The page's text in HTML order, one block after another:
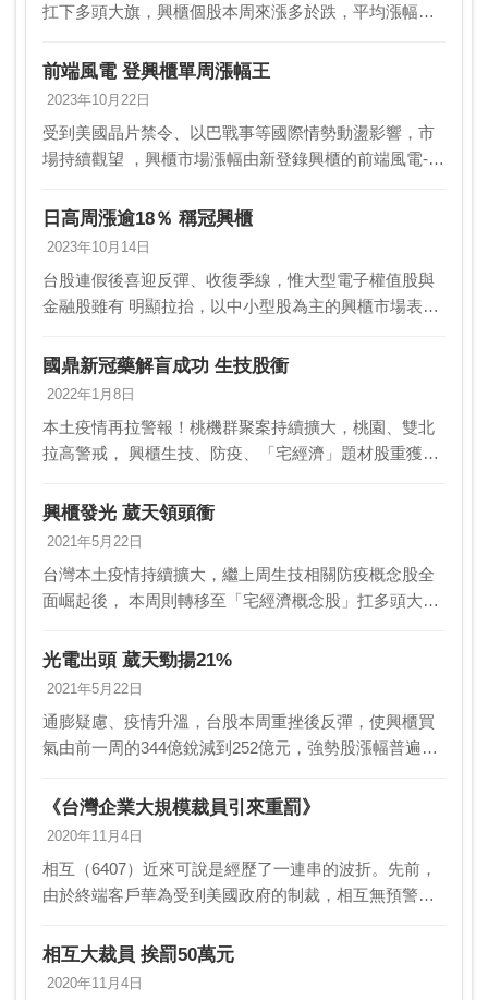
扛下多頭大旗，興櫃個股本周來漲多於跌，平均漲幅達
28%，成為興櫃漲幅王。櫃買中心資料顯示，興…
前端風電 登興櫃單周漲幅王
2023年10月22日
受到美國晶片禁令、以巴戰事等國際情勢動盪影響，市
場持續觀望 ，興櫃市場漲幅由新登錄興櫃的前端風電-新
次。法人指出，加權指數在本周僅…
日高周漲逾18％ 稱冠興櫃
2023年10月14日
台股連假後喜迎反彈、收復季線，惟大型電子權值股與
金融股雖有 明顯拉抬，以中小型股為主的興櫃市場表現
（1594）9月營收創逾一年高、勇奪興櫃周 漲幅之冠；
…
國鼎新冠藥解盲成功 生技股衝
2022年1月8日
本土疫情再拉警報！桃機群聚案持續擴大，桃園、雙北
拉高警戒， 興櫃生技、防疫、「宅經濟」題材股重獲資
6日「漲到熔斷」、單周飛漲一倍，利 得（849…
興櫃發光 葳天領頭衝
2021年5月22日
台灣本土疫情持續擴大，繼上周生技相關防疫概念股全
面崛起後， 本周則轉移至「宅經濟概念股」扛多頭大
通，在題材面助攻下大發「疫情財」。興櫃 本周由跌深
的葳…
光電出頭 葳天勁揚21%
2021年5月22日
通膨疑慮、疫情升溫，台股本周重挫後反彈，使興櫃買
氣由前一周的344億銳減到252億元，強勢股漲幅普遍收
（5277）、源大環能等多達16檔表現領先。本周興櫃…
《台灣企業大規模裁員引來重罰》
2020年11月4日
相互（6407）近來可說是經歷了一連串的波折。先前，
由於終端客戶華為受到美國政府的制裁，相互無預警地
個決定讓許多員工措手不及，也讓市場對相互的未來產
生…
相互大裁員 挨罰50萬元
2020年11月4日